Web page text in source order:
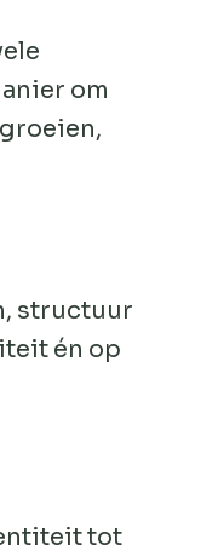
om
structuur
én op
tot